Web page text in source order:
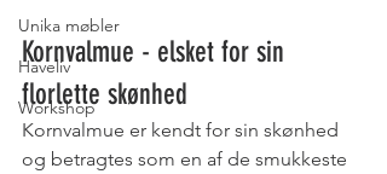
Unika møbler
Haveliv
Workshop
Kornvalmue - elsket for sin
florlette skønhed
Kornvalmue er kendt for sin skønhed
og betragtes som en af de smukkeste